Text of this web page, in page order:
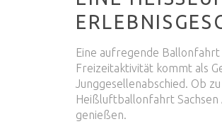
Eine aufregende
Freizeitaktivität kommt als
Junggesellenabschied. Ob
Heißluftballonfahrt Sachsen
genießen.